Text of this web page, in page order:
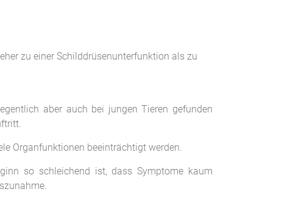
zu einer Schilddrüsenunterfunktion als zu
aber auch bei jungen Tieren gefunden
Organfunktionen beeinträchtigt werden.
so schleichend ist, dass Symptome kaum